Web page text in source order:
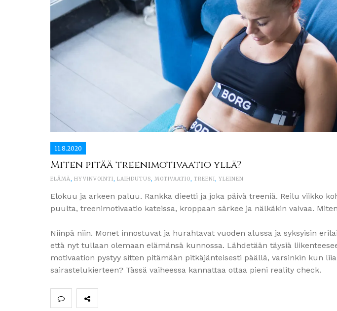
11.8.2020
Miten pitää treenimotivaatio yllä?
ELÄMÄ, HYVINVOINTI, LAIHDUTUS, MOTIVAATIO, TREENI, YLEINEN
Elokuu ja arkeen paluu. Rankka dieetti ja joka päivä treeniä. Reilu viikko
puulta, treenimotivaatio kateissa, kroppaan särkee ja nälkäkin vaivaa.
Niinpä niin. Monet innostuvat ja hurahtavat vuoden alussa ja syksyisin
että nyt tullaan olemaan elämänsä kunnossa. Lähdetään täysiä
motivaation pystyy sitten pitämään pitkäjänteisesti päällä, varsinkin kun
sairastelukierteen? Tässä vaiheessa kannattaa ottaa pieni reality check.